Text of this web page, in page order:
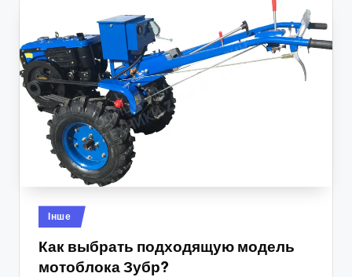
Опубліковано
у
Інше
Как выбрать подходящую модель
мотоблока Зубр?